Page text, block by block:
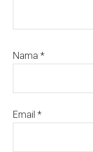
Nama*
Email*